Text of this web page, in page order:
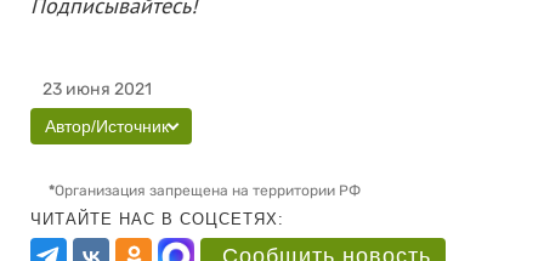
23 июня 2021
Автор/Источник
*Организация запрещена на территории РФ
ЧИТАЙТЕ НАС В СОЦСЕТЯХ:
Сообщить новость